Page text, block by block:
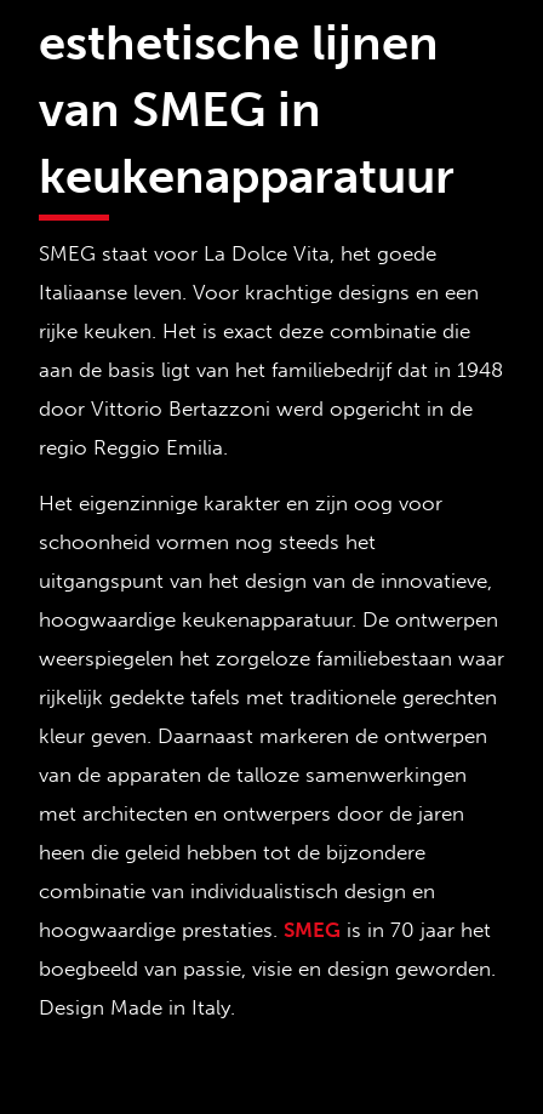
esthetische lijnen
van SMEG in
keukenapparatuur
SMEG staat voor La Dolce Vita, het goede
Italiaanse leven. Voor krachtige designs en een
rijke keuken. Het is exact deze combinatie die
aan de basis ligt van het familiebedrijf dat in 1948
door Vittorio Bertazzoni werd opgericht in de
regio Reggio Emilia.
Het eigenzinnige karakter en zijn oog voor
schoonheid vormen nog steeds het
uitgangspunt van het design van de innovatieve,
hoogwaardige keukenapparatuur. De ontwerpen
weerspiegelen het zorgeloze familiebestaan waar
rijkelijk gedekte tafels met traditionele gerechten
kleur geven. Daarnaast markeren de ontwerpen
van de apparaten de talloze samenwerkingen
met architecten en ontwerpers door de jaren
heen die geleid hebben tot de bijzondere
combinatie van individualistisch design en
hoogwaardige prestaties. SMEG is in 70 jaar het
boegbeeld van passie, visie en design geworden.
Design Made in Italy.